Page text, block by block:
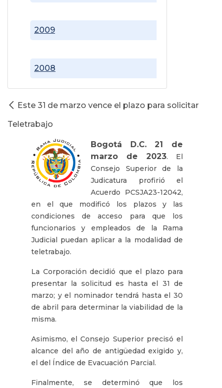
2008
2009
Este 31 de marzo vence el plazo para solicitar
Teletrabajo
Bogotá D.C. 21 de
marzo de 2023. El
Consejo Superior de la
Judicatura profirió el
Acuerdo PCSJA23-12042,
en el que modificó los plazos y las
condiciones de acceso para que los
funcionarios y empleados de la Rama
Judicial puedan aplicar a la modalidad de
teletrabajo.
La Corporación decidió que el plazo para
presentar la solicitud es hasta el 31 de
marzo; y el nominador tendrá hasta el 30
de abril para determinar la viabilidad de la
misma.
Asimismo, el Consejo Superior precisó el
alcance del año de antigüedad exigido y,
el del Índice de Evacuación Parcial.
Finalmente, se determinó que los